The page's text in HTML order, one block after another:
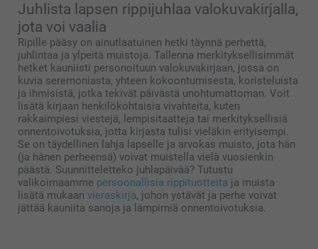
Juhlista lapsen rippijuhlaa valokuvakirjalla,
jota voi vaalia
Ripille pääsy on ainutlaatuinen hetki täynnä perhettä,
juhlintaa ja ylpeitä muistoja. Tallenna merkityksellisimmät
hetket kauniisti personoituun valokuvakirjaan, jossa on
kuvia seremoniasta, yhteen kokoontumisesta, koristeluista
ja ihmisistä, jotka tekivät päivästä unohtumattoman. Voit
lisätä kirjaan henkilökohtaisia vivahteita, kuten
rakkaimpiesi viestejä, lempisitaatteja tai merkityksellisiä
onnentoivotuksia, jotta kirjasta tulisi vieläkin erityisempi.
Se on täydellinen lahja lapselle ja arvokas muisto, jota hän
(ja hänen perheensä) voivat muistella vielä vuosienkin
päästä. Suunnitteletteko juhlapäivää? Tutustu
valikoimaamme persoonallisia rippituotteita ja muista
lisätä mukaan vieraskirja, johon ystävät ja perhe voivat
jättää kauniita sanoja ja lämpimiä onnentoivotuksia.